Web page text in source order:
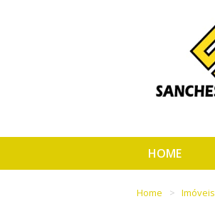
HOME
Home Imóveis